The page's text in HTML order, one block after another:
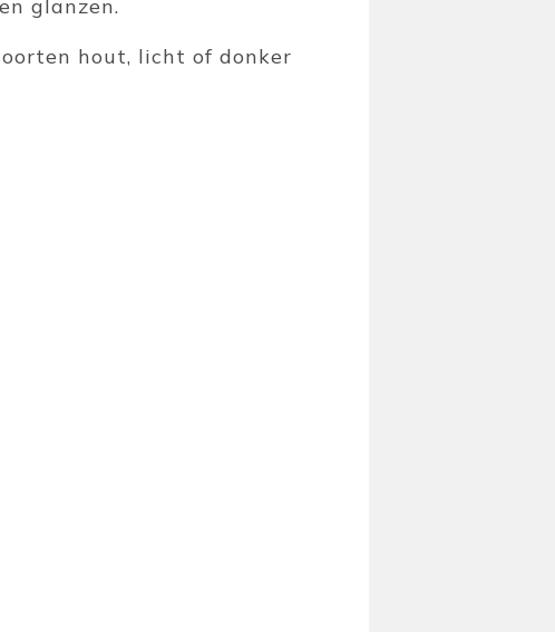
glanzen.
hout, licht of donker